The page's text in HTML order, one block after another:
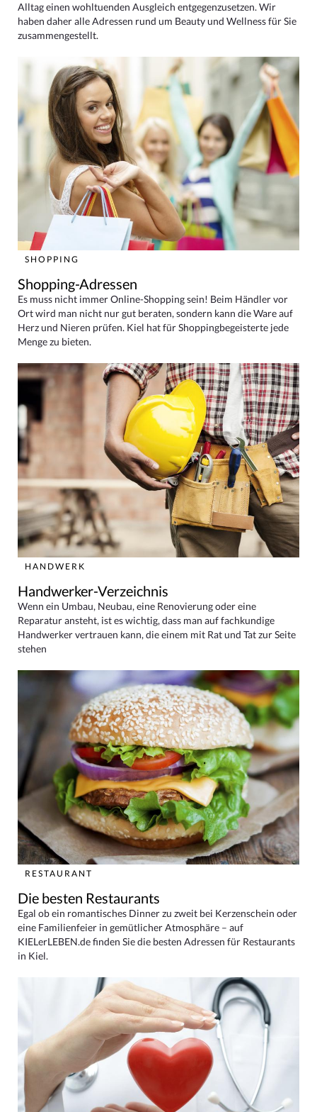
Alltag einen wohltuenden Ausgleich entgegenzusetzen. Wir
haben daher alle Adressen rund um Beauty und Wellness für Sie
zusammengestellt.
SHOPPING
Shopping-Adressen
Es muss nicht immer Online-Shopping sein! Beim Händler vor
Ort wird man nicht nur gut beraten, sondern kann die Ware auf
Herz und Nieren prüfen. Kiel hat für Shoppingbegeisterte jede
Menge zu bieten.
HANDWERK
Handwerker-Verzeichnis
Wenn ein Umbau, Neubau, eine Renovierung oder eine
Reparatur ansteht, ist es wichtig, dass man auf fachkundige
Handwerker vertrauen kann, die einem mit Rat und Tat zur Seite
stehen
RESTAURANT
Die besten Restaurants
Egal ob ein romantisches Dinner zu zweit bei Kerzenschein oder
eine Familienfeier in gemütlicher Atmosphäre – auf
KIELerLEBEN.de finden Sie die besten Adressen für Restaurants
in Kiel.